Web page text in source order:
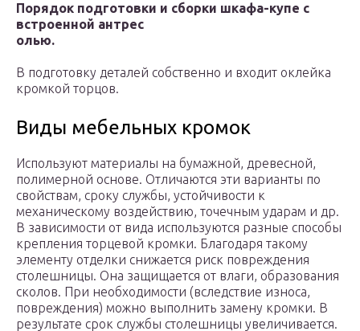
Порядок подготовки и сборки шкафа-купе с
встроенной антрес
олью.
В подготовку деталей собственно и входит оклейка
кромкой торцов.
Виды мебельных кромок
Используют материалы на бумажной, древесной,
полимерной основе. Отличаются эти варианты по
свойствам, сроку службы, устойчивости к
механическому воздействию, точечным ударам и др.
В зависимости от вида используются разные способы
крепления торцевой кромки. Благодаря такому
элементу отделки снижается риск повреждения
столешницы. Она защищается от влаги, образования
сколов. При необходимости (вследствие износа,
повреждения) можно выполнить замену кромки. В
результате срок службы столешницы увеличивается.